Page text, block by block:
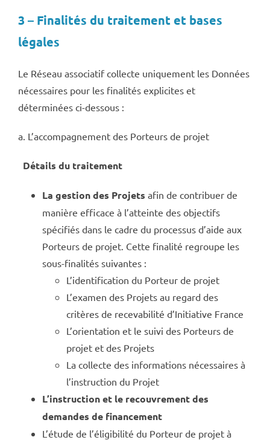
3 – Finalités du traitement et bases
légales
Le Réseau associatif collecte uniquement les Données
nécessaires pour les finalités explicites et
déterminées ci-dessous :
a. L’accompagnement des Porteurs de projet
Détails du traitement
La gestion des Projets afin de contribuer de
manière efficace à l’atteinte des objectifs
spécifiés dans le cadre du processus d’aide aux
Porteurs de projet. Cette finalité regroupe les
sous-finalités suivantes :
L’identification du Porteur de projet
L’examen des Projets au regard des
critères de recevabilité d’Initiative France
L’orientation et le suivi des Porteurs de
projet et des Projets
La collecte des informations nécessaires à
l’instruction du Projet
L’instruction et le recouvrement des
demandes de financement
L’étude de l’éligibilité du Porteur de projet à